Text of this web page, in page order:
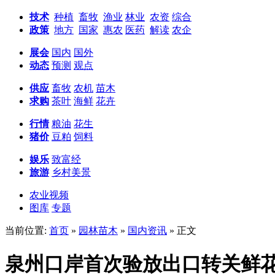
技术 种植 畜牧 渔业 林业 农资 综合
政策 地方 国家 惠农 医药 解读 农企
展会 国内 国外
动态 预测 观点
供应 畜牧 农机 苗木
求购 茶叶 海鲜 花卉
行情 粮油 花生
猪价 豆粕 饲料
娱乐 致富经
旅游 乡村美景
农业视频
图库 专题
当前位置: 首页 » 园林苗木 » 国内资讯 » 正文
泉州口岸首次验放出口转关鲜